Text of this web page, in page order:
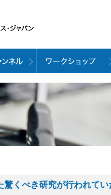
くべき研究が行われてい